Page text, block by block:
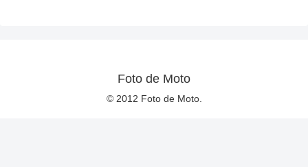
Foto de Moto
© 2012 Foto de Moto.